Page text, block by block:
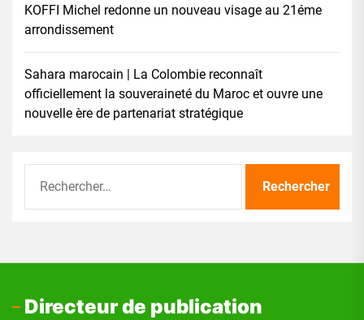
KOFFI Michel redonne un nouveau visage au 21éme
arrondissement
Sahara marocain | La Colombie reconnaît
officiellement la souveraineté du Maroc et ouvre une
nouvelle ère de partenariat stratégique
Directeur de publication